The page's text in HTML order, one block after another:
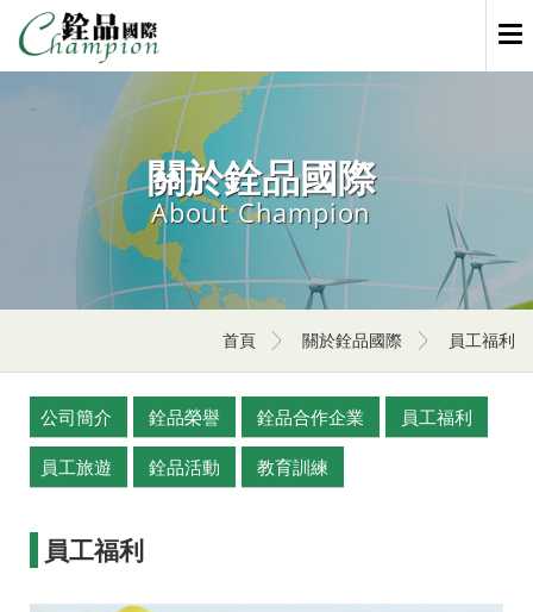
關於銓品國際
About Champion
首頁 關於銓品國際 員工福利
公司簡介 銓品榮譽 銓品合作企業 員工福利
員工旅遊 銓品活動 教育訓練
員工福利